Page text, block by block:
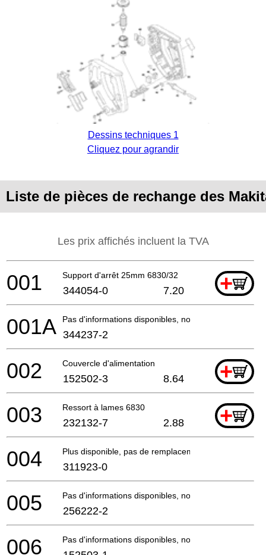
Dessins techniques 1
Cliquez pour agrandir
Liste de pièces de rechange des
Les prix affichés incluent la TVA
Support d'arrêt 25mm 6830/32 +
001 344054-0 7.20
Pas d'informations disponibles, non commandable
001A 344237-2
Couvercle d'alimentation +
002 152502-3 8.64
Ressort à lames 6830 +
003 232132-7 2.88
Plus disponible, pas de remplacement
004 311923-0
Pas d'informations disponibles, non commandable
005 256222-2
Pas d'informations disponibles, non commandable
006